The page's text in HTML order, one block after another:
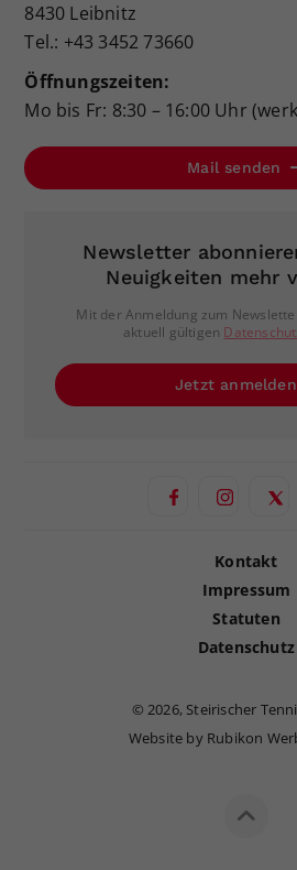
8430 Leibnitz
Tel.: +43 3452 73660
Öffnungszeiten:
Mo bis Fr: 8:30 – 16:00 Uhr
Mail senden
Newsletter
Neuigkeiten mehr
Mit der Anmeldung zum
aktuell gültigen
Jetzt anmelden
Kontakt
Impressum
Statuten
Datenschutz
©2026, Steirischer
Website by Rubikon